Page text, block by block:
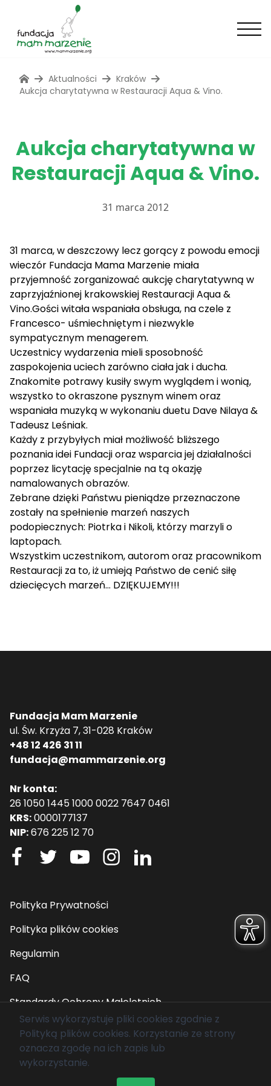
Aktualności
Kraków
Aukcja charytatywna w Restauracji Aqua & Vino.
Aukcja charytatywna w
Restauracji Aqua & Vino.
31 marca 2012
31 marca, w deszczowy lecz gorący z powodu emocji
wieczór Fundacja Mama Marzenie miała
przyjemność zorganizować aukcję charytatywną w
zaprzyjaźnionej krakowskiej Restauracji Aqua &
Vino.Gości witała wspaniała obsługa, na czele z
Francesco- uśmiechniętym i niezwykle
sympatycznym menagerem.
Uczestnicy wydarzenia mieli sposobność
zaspokojenia uciech zarówno ciała jak i ducha.
Znakomite potrawy kusiły swym wyglądem i wonią,
wszystko to okraszone pysznym winem oraz
wspaniała muzyką w wykonaniu duetu Dave Nilaya &
Tadeusz Leśniak.
Każdy z przybyłych miał możliwość bliższego
poznania idei Fundacji oraz wsparcia jej działalności
poprzez licytację specjalnie na tą okazję
namalowanych obrazów.
Zebrane dzięki Państwu pieniądze przeznaczone
zostały na spełnienie marzeń naszych
podopiecznych: Piotrka i Nikoli, którzy marzyli o
laptopach.
Wszystkim uczestnikom, autorom oraz pracownikom
Restauracji za to, iż umieją Państwo de cenić siłę
dziecięcych marzeń… DZIĘKUJEMY!!!
Fundacja Mam Marzenie
ul. Św. Krzyża 7, 31-028 Kraków
+48 12 426 31 11
fundacja@mammarzenie.org
Nr konta:
26 1050 1445 1000 0022 7647 0461
KRS:0000177137
NIP:676 225 12 70
Polityka Prywatności
Polityka plików cookies
Regulamin
FAQ
Standardy Ochrony Małoletnich
© 2026 Fundacja Mam Marzenie. Wszelkie prawa
zastrzeżone.
Serwis wykorzystuje pliki cookies zgodnie z
Polityką plików cookies. Korzystanie ze strony
oznacza zgodę na ich zapis lub
wykorzystanie.